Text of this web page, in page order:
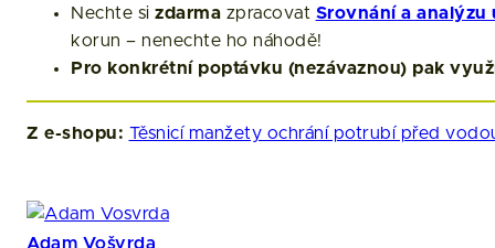
Nechte si zdarma zpracovat Srovnání a analýzu
korun – nenechte ho náhodě!
Pro konkrétní poptávku (nezávaznou) pak
Z e-shopu: Těsnicí manžety ochrání potrubí před
Adam Vošvrda